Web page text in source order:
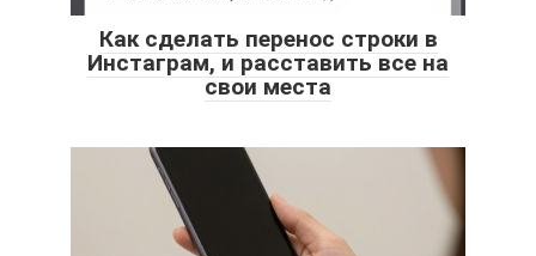
Как сделать перенос строки в
Инстаграм, и расставить все на
свои места